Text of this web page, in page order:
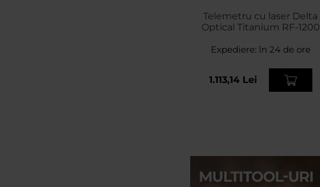
Telemetru cu laser Delta
Optical Titanium RF-1200
Expediere: în 24 de ore
1.113,14 Lei